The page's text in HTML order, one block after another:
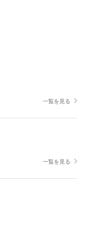
一覧を見る
一覧を見る